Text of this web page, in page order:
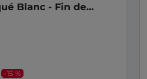
Blanc - Fin de
-15 %